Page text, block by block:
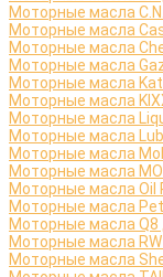
Моторные масла
Моторные масла
Моторные масла
Моторные масла
Моторные масла
Моторные масла
Моторные масла
Моторные масла
Моторные масла
Моторные масла
Моторные масла Oil
Моторные масла
Моторные масла Q8
Моторные масла
Моторные масла